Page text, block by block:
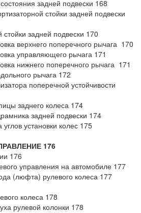
задней подвески 168
стойки задней подвески
задней подвески 170
верхнего поперечного рычага 170
управляющего рычага 171
нижнего поперечного рычага 171
рычага 172
поперечной устойчивости
заднего колеса 174
задней подвески 174
установки колес 175
176
176
управления на автомобиле 177
(люфта) рулевого колеса 177
колеса 178
рулевой колонки 178